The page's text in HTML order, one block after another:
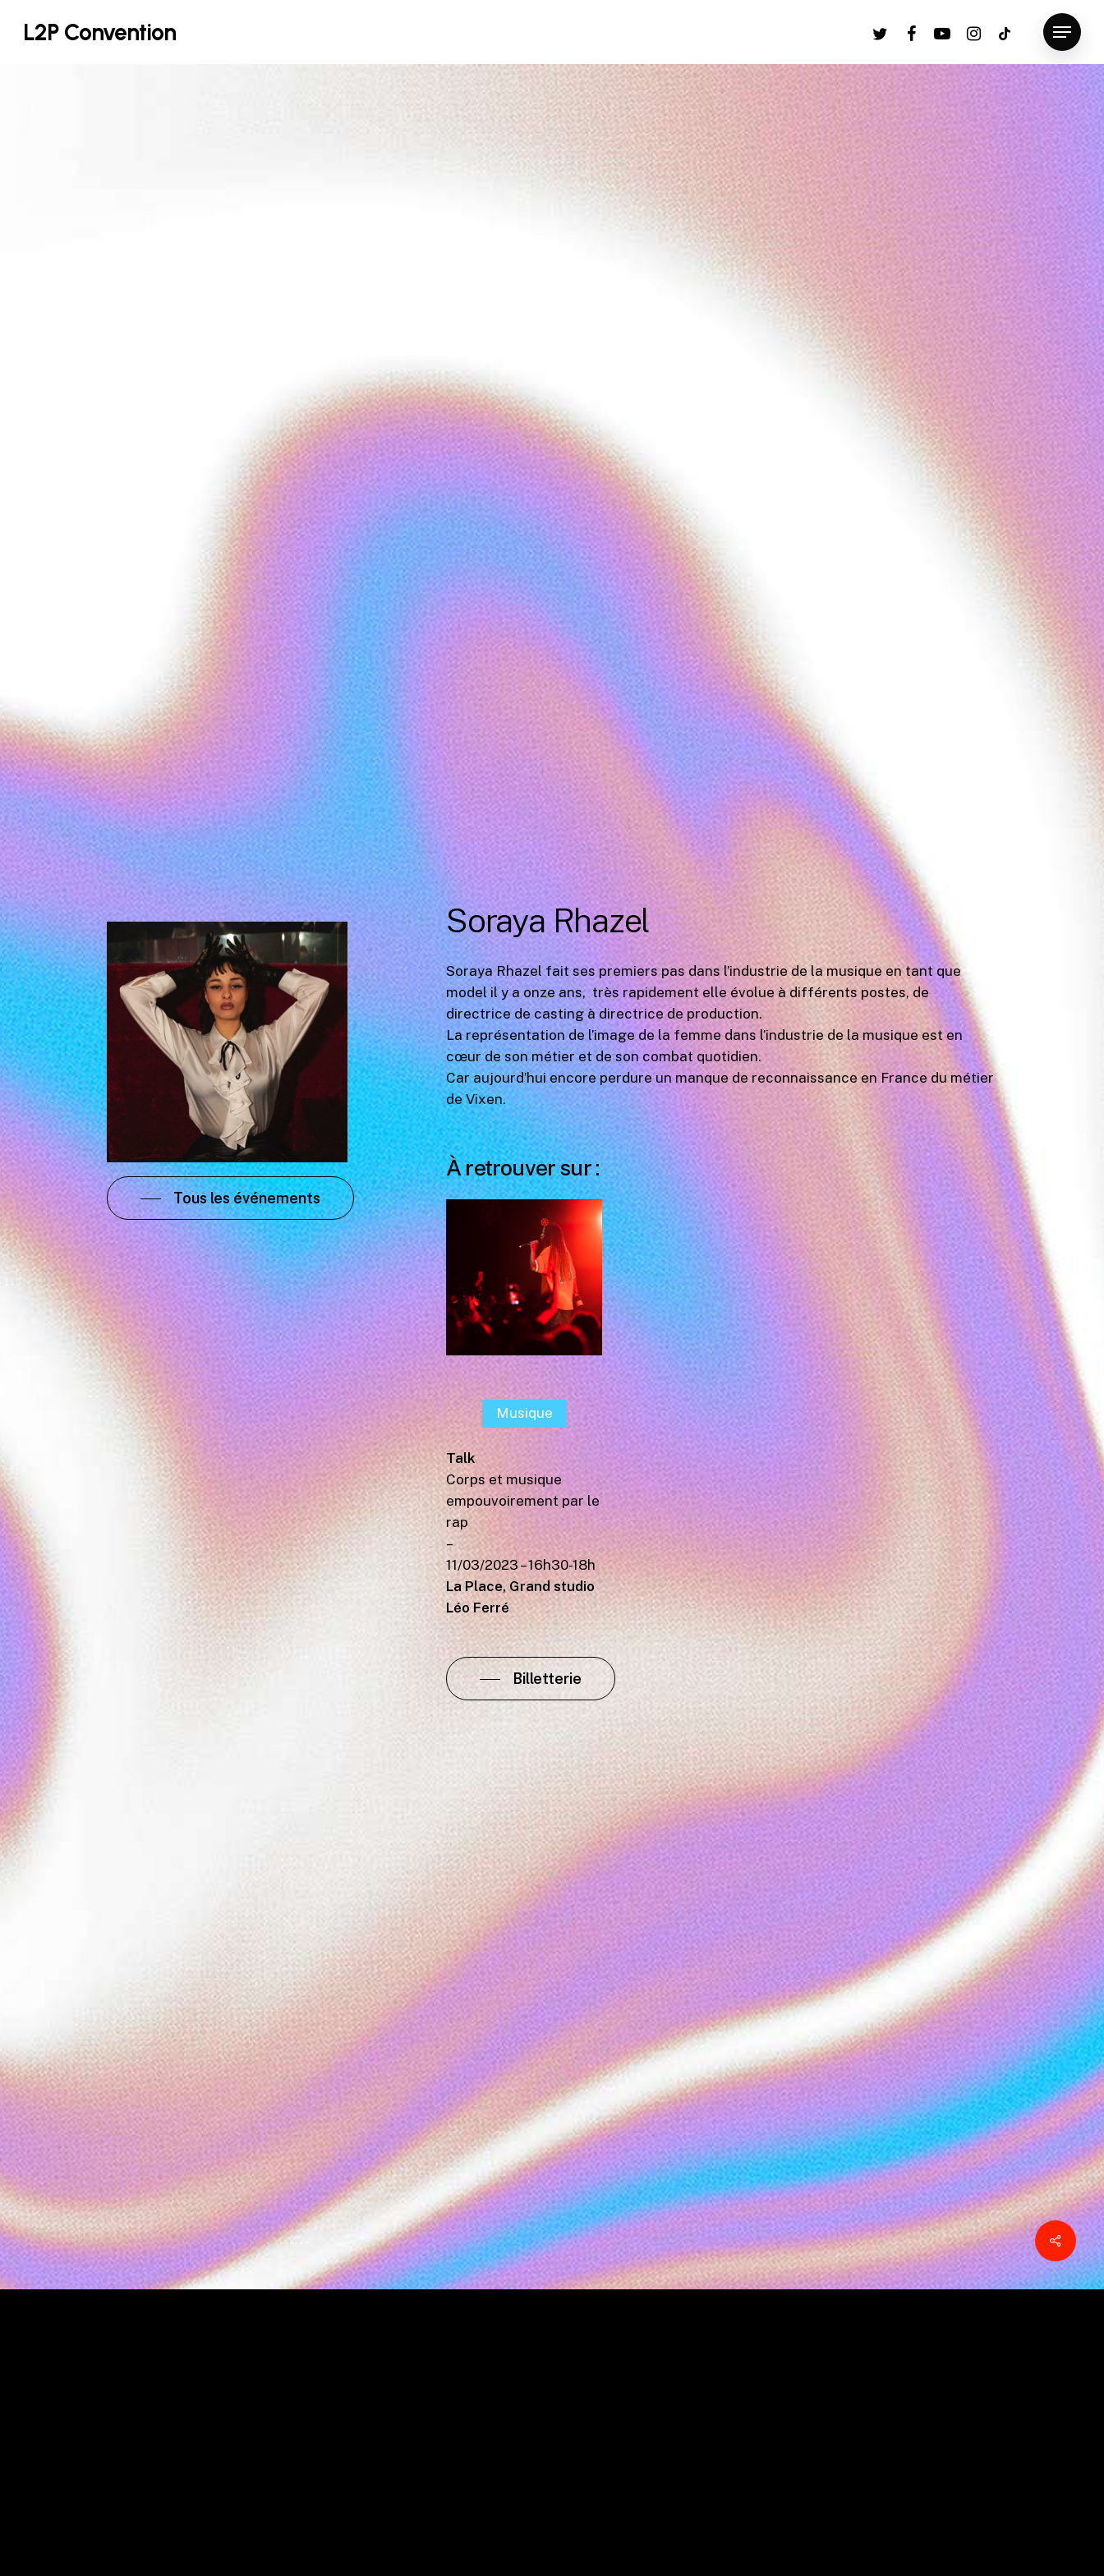
L2P Convention twitter facebookyoutubeinstagram
tiktok Menu
Tous les événements
Soraya Rhazel
Soraya Rhazel fait ses premiers pas dans l’industrie de la musique en tant que
model il y a onze ans, très rapidement elle évolue à différents postes, de
directrice de casting à directrice de production.
La représentation de l’image de la femme dans l’industrie de la musique est en
cœur de son métier et de son combat quotidien.
Car aujourd’hui encore perdure un manque de reconnaissance en France du métier
de Vixen.
À retrouver sur :
Musique
Talk
Corps et musique
empouvoirement par le
rap
–
11/03/2023 – 16h30-18h
La Place, Grand studio
Léo Ferré
Billetterie